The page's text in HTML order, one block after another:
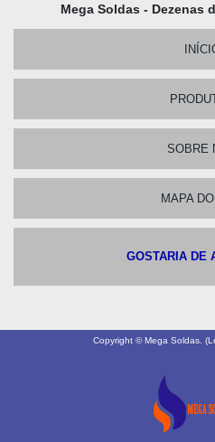
Mega Soldas - Dezenas
SOBRE
MAPA
GOSTARIA DE
Copyright © Mega Soldas.